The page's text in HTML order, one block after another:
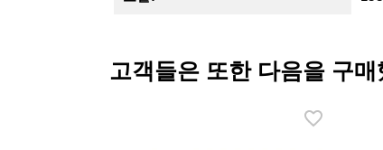
고객들은 또한 다음을 구매